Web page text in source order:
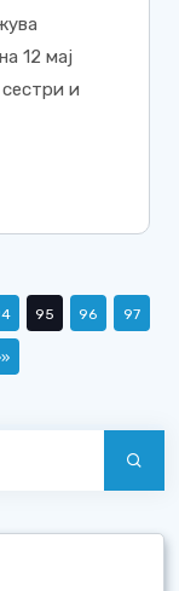
12 мај
и
95 96 97